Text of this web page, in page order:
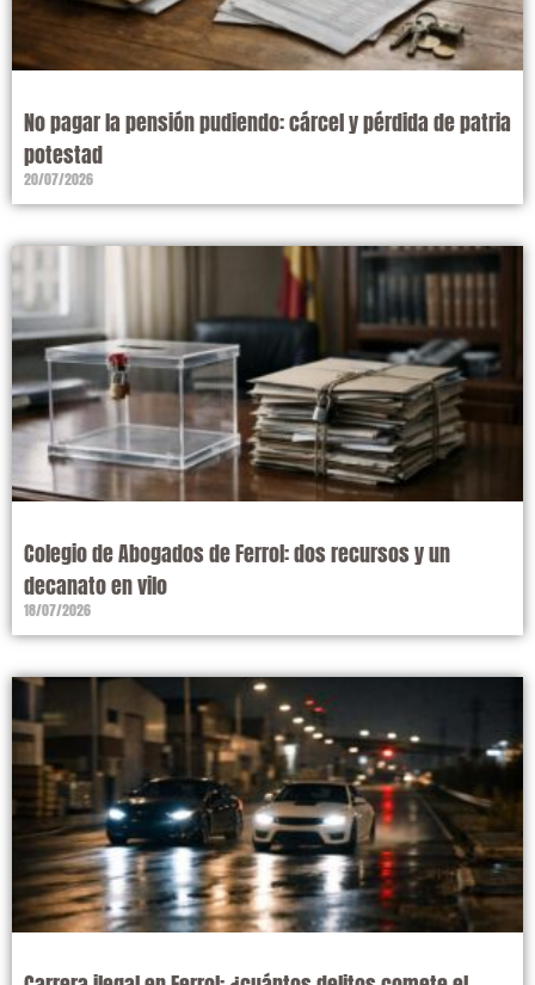
No pagar la pensión pudiendo: cárcel y pérdida de patria
potestad
20/07/2026
Colegio de Abogados de Ferrol: dos recursos y un
decanato en vilo
18/07/2026